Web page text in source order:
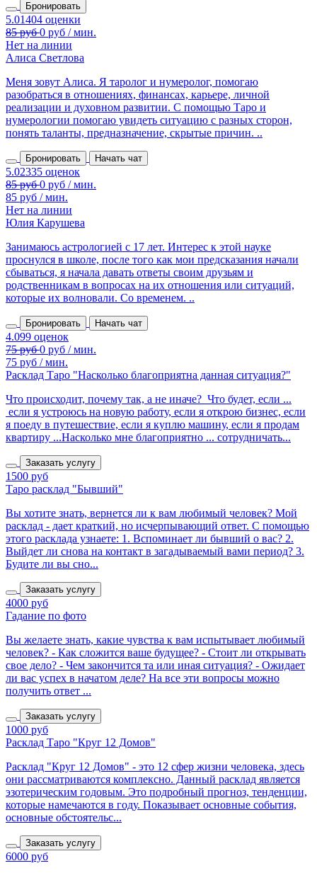
Бронировать
Нет на линии
Алиса Светлова
Меня зовут Алиса. Я таролог и нумеролог, помогаю
разобраться в отношениях, финансах, карьере, личной
реализации и духовном развитии. С помощью Таро и
нумерологии помогаю увидеть ситуацию с разных сторон,
понять таланты, предназначение, скрытые причин. ..
Бронировать Начать чат
85 руб / мин.
Нет на линии
Юлия Карушева
Занимаюсь астрологией с 17 лет. Интерес к этой науке
проснулся в школе, после того как мои предсказания начали
сбываться, я начала давать ответы своим друзьям и
родственникам в вопросах на их отношения или ситуаций,
которые их волновали. Со временем. ..
Бронировать Начать чат
75 руб / мин.
Расклад Таро "Насколько благоприятна данная ситуация?"
Что происходит, почему так, а не иначе? Что будет, если ...
если я устроюсь на новую работу, если я открою бизнес, если
я поеду в путешествие, если я куплю машину, если я продам
квартиру ...Насколько мне благоприятно ... сотрудничать...
Заказать услугу
1500 руб
Таро расклад "Бывший"
Вы хотите знать, вернется ли к вам любимый человек? Мой
расклад - дает краткий, но исчерпывающий ответ. С помощью
этого расклада узнаете: 1. Вспоминает ли бывший о вас? 2.
Выйдет ли снова на контакт в загадываемый вами период? 3.
Будите ли вы сно...
Заказать услугу
4000 руб
Гадание по фото
Вы желаете знать, какие чувства к вам испытывает любимый
человек? - Как сложится ваше будущее? - Стоит ли открывать
свое дело? - Чем закончится та или иная ситуация? - Ожидает
ли вас успех в начатом деле? На все эти вопросы можно
получить ответ ...
Заказать услугу
1000 руб
Расклад Таро "Круг 12 Домов"
Расклад "Круг 12 Домов" - это 12 сфер жизни человека, здесь
они рассматриваются комплексно. Данный расклад является
эзотерическим годовым. Это подробный прогноз, тенденции,
которые намечаются в году. Показывает основные события,
основные обстоятельс...
Заказать услугу
6000 руб